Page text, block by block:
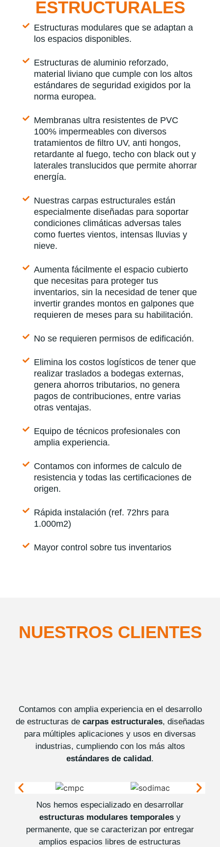
ESTRUCTURALES
Estructuras modulares que se adaptan a
los espacios disponibles.
Estructuras de aluminio reforzado,
material liviano que cumple con los altos
estándares de seguridad exigidos por la
norma europea.
Membranas ultra resistentes de PVC
100% impermeables con diversos
tratamientos de filtro UV, anti hongos,
retardante al fuego, techo con black out y
laterales translucidos que permite ahorrar
energía.
Nuestras carpas estructurales están
especialmente diseñadas para soportar
condiciones climáticas adversas tales
como fuertes vientos, intensas lluvias y
nieve.
Aumenta fácilmente el espacio cubierto
que necesitas para proteger tus
inventarios, sin la necesidad de tener que
invertir grandes montos en galpones que
requieren de meses para su habilitación.
No se requieren permisos de edificación.
Elimina los costos logísticos de tener que
realizar traslados a bodegas externas,
genera ahorros tributarios, no genera
pagos de contribuciones, entre varias
otras ventajas.
Equipo de técnicos profesionales con
amplia experiencia.
Contamos con informes de calculo de
resistencia y todas las certificaciones de
origen.
Rápida instalación (ref. 72hrs para
1.000m2)
Mayor control sobre tus inventarios
NUESTROS CLIENTES
Contamos con amplia experiencia en el desarrollo
de estructuras de carpas estructurales, diseñadas
para múltiples aplicaciones y usos en diversas
industrias, cumpliendo con los más altos
estándares de calidad .
Nos hemos especializado en desarrollar
estructuras modulares temporalesy
permanente, que se caracterizan por entregar
amplios espacios libres de estructuras